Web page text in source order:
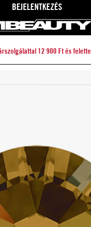
BEJELENTKEZÉS
12 900 Ft és felette